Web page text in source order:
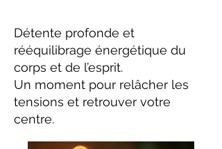
Détente profonde et
rééquilibrage énergétique du
corps et de l’esprit.
Un moment pour relâcher les
tensions et retrouver votre
centre.